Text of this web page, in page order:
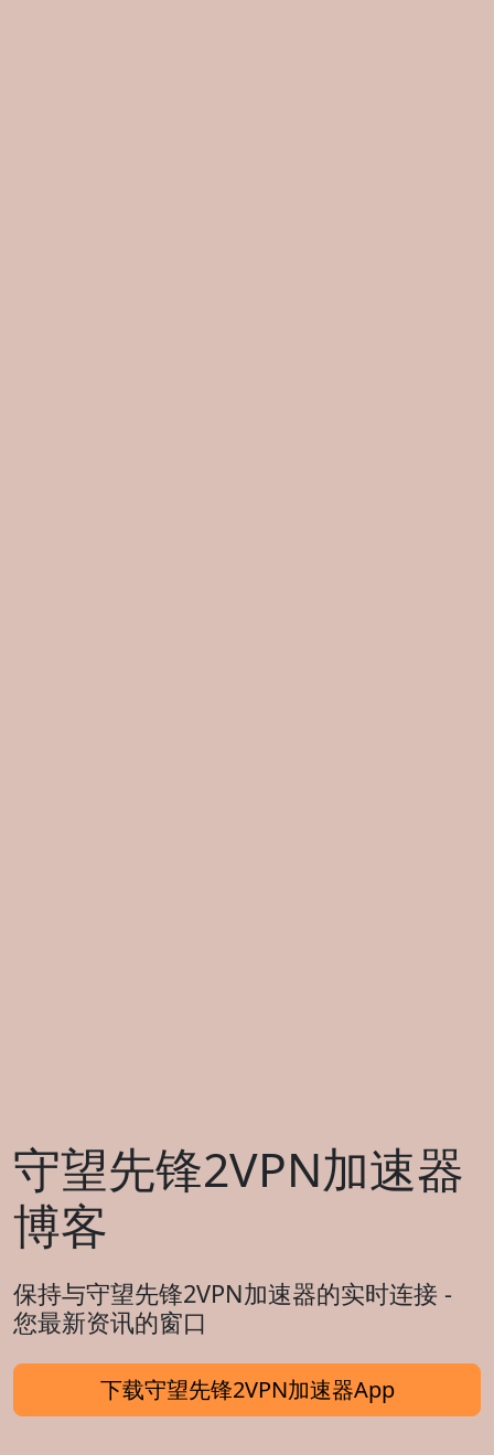
守望先锋2VPN加速器
博客
保持与守望先锋2VPN加速器的实时连接 -
您最新资讯的窗口
下载守望先锋2VPN加速器App